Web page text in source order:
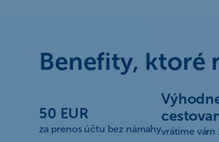
Benefity, ktoré
50 EUR
za prenos účtu bez námahyvrátime vám